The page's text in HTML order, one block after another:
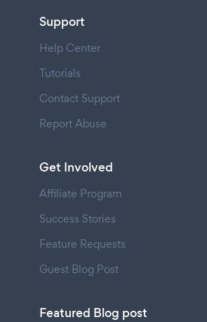
Support
Help Center
Tutorials
Contact Support
Report Abuse
Get Involved
Affiliate Program
Success Stories
Feature Requests
Guest Blog Post
Featured Blog post